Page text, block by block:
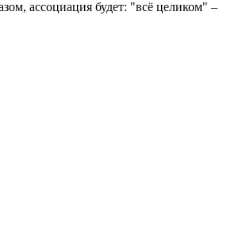
ассоциация будет: "всё целиком" –